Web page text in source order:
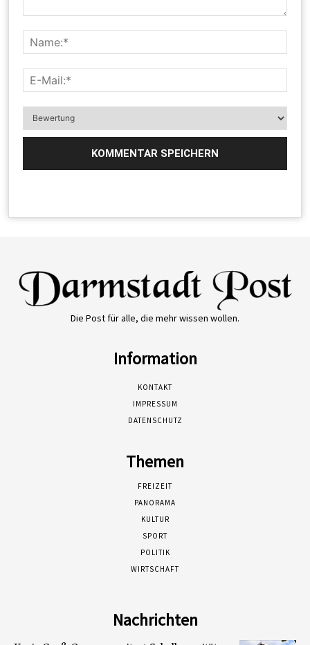
Die Post für alle, die mehr wissen wollen.
Information
KONTAKT
IMPRESSUM
DATENSCHUTZ
Themen
FREIZEIT
PANORAMA
KULTUR
SPORT
POLITIK
WIRTSCHAFT
Nachrichten